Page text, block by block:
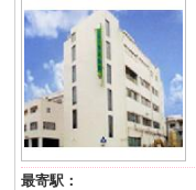
最寄駅：